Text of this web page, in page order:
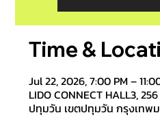
Time &
Jul 22, 2026, 7:00 PM –
LIDO CONNECT HALL3,
ปทุมวัน เขตปทุมวัน กรุงเทพ